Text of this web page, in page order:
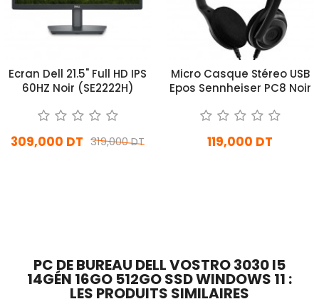
Ecran Dell 21.5" Full HD IPS
60HZ Noir (SE2222H)
319,000 DT
309,000 DT
Micro Casque Stéreo USB
Epos Sennheiser PC8 Noir
119,000 DT
PC DE BUREAU DELL VOSTRO 3030 I5
14GÉN 16GO 512GO SSD WINDOWS 11 :
LES PRODUITS SIMILAIRES